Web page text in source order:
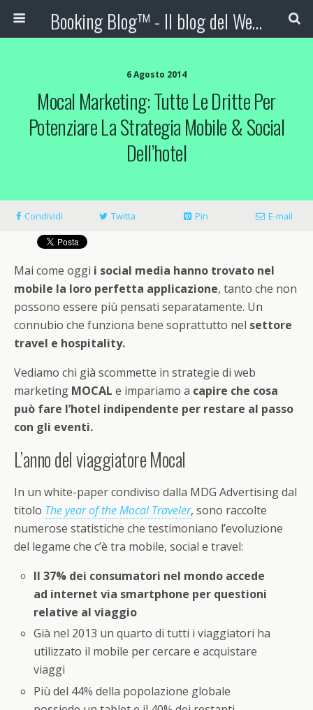
Booking Blog™ - Il blog del Web Marketing Turistico
6 Agosto 2014
Mocal Marketing: Tutte Le Dritte Per
Potenziare La Strategia Mobile & Social
Dell’hotel
Condividi Twitta Pin E-mail
Mai come oggi i social media hanno trovato nel
mobile la loro perfetta applicazione, tanto che non
possono essere più pensati separatamente. Un
connubio che funziona bene soprattutto nel settore
travel e hospitality.
Vediamo chi già scommette in strategie di web
marketing MOCAL e impariamo a capire che cosa
può fare l’hotel indipendente per restare al passo
con gli eventi.
L’anno del viaggiatore Mocal
In un white-paper condiviso dalla MDG Advertising dal
titolo The year of the Mocal Traveler, sono raccolte
numerose statistiche che testimoniano l’evoluzione
del legame che c’è tra mobile, social e travel:
Il 37% dei consumatori nel mondo accede
ad internet via smartphone per questioni
relative al viaggio
Già nel 2013 un quarto di tutti i viaggiatori ha
utilizzato il mobile per cercare e acquistare
viaggi
Più del 44% della popolazione globale